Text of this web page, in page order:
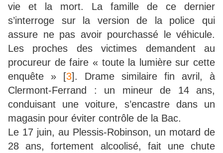
vie et la mort. La famille de ce dernier
s’interroge sur la version de la police qui
assure ne pas avoir pourchassé le véhicule.
Les proches des victimes demandent au
procureur de faire « toute la lumière sur cette
enquête » [3]. Drame similaire fin avril, à
Clermont-Ferrand : un mineur de 14 ans,
conduisant une voiture, s’encastre dans un
magasin pour éviter contrôle de la Bac.
Le 17 juin, au Plessis-Robinson, un motard de
28 ans, fortement alcoolisé, fait une chute